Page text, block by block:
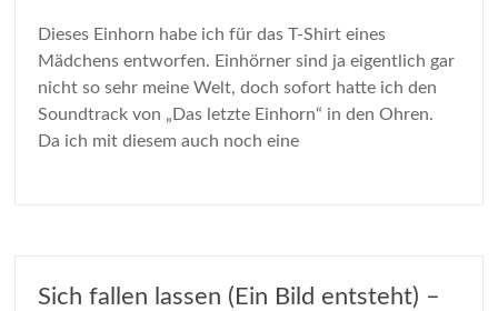
Dieses Einhorn habe ich für das T-Shirt eines
Mädchens entworfen. Einhörner sind ja eigentlich gar
nicht so sehr meine Welt, doch sofort hatte ich den
Soundtrack von „Das letzte Einhorn“ in den Ohren.
Da ich mit diesem auch noch eine
Sich fallen lassen (Ein Bild entsteht) –